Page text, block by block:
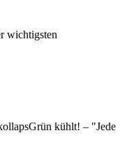
wichtigsten
kühlt! – "Jede